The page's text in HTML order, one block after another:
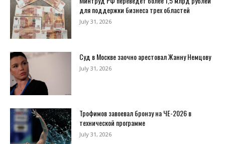
для поддержки бизнеса трех областей
July 31, 2026
Суд в Москве заочно арестовал Жанну Немцову
July 31, 2026
Трофимов завоевал бронзу на ЧЕ-2026 в
технической программе
July 31, 2026